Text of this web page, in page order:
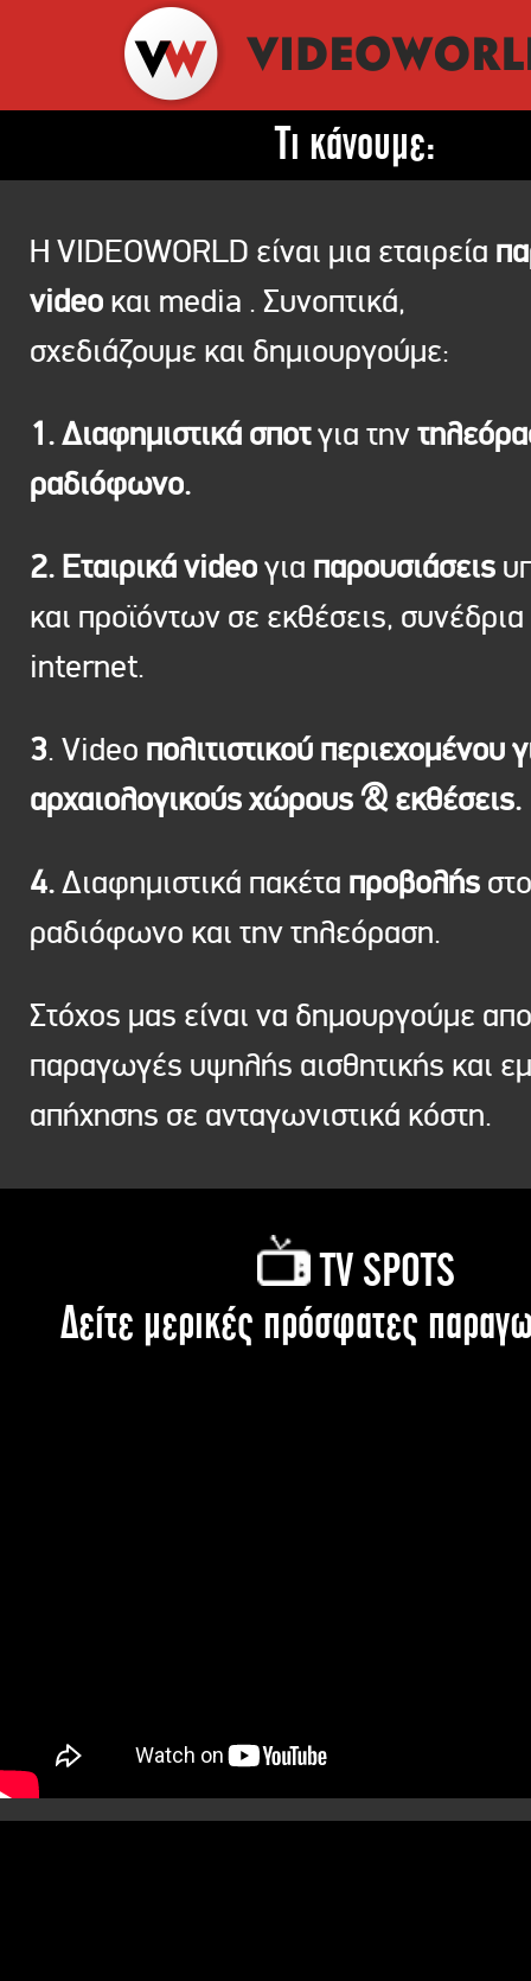
Τι κάνουμε:
Η VIDEOWORLD είναι μια εταιρεία
video και media . Συνοπτικά,
σχεδιάζουμε και δημιουργούμε:
1. Διαφημιστικά σποτγια την
ραδιόφωνο.
2. Εταιρικά videoγια παρουσιάσεις
και προϊόντων σε εκθέσεις, συνέδρια
internet.
3. Video πολιτιστικού περιεχομένου
αρχαιολογικούς χώρους & εκθέσεις.
4.Διαφημιστικά πακέτα προβολής στο
ραδιόφωνο και την τηλεόραση.
Στόχος μας είναι να δημουργούμε
παραγωγές υψηλής αισθητικής και
απήχησης σε ανταγωνιστικά κόστη.
TV SPOTS
Δείτε μερικές πρόσφατες